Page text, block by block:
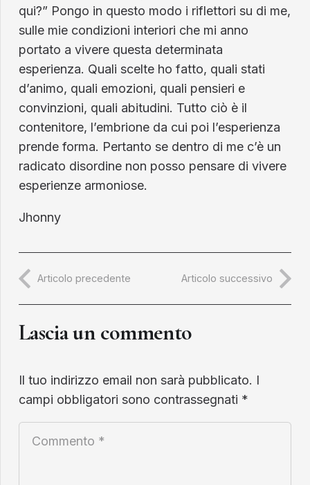
qui?” Pongo in questo modo i riflettori su di me,
sulle mie condizioni interiori che mi anno
portato a vivere questa determinata
esperienza. Quali scelte ho fatto, quali stati
d’animo, quali emozioni, quali pensieri e
convinzioni, quali abitudini. Tutto ciò è il
contenitore, l’embrione da cui poi l’esperienza
prende forma. Pertanto se dentro di me c’è un
radicato disordine non posso pensare di vivere
esperienze armoniose.
Jhonny
Articolo precedente Articolo successivo
Lascia un commento
Il tuo indirizzo email non sarà pubblicato. I
campi obbligatori sono contrassegnati *